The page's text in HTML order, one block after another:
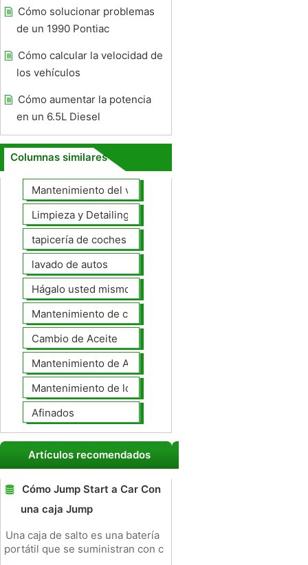
Cómo solucionar problemas
de un 1990 Pontiac
Cómo calcular la velocidad de
los vehículos
Cómo aumentar la potencia
en un 6.5L Diesel
Columnas similares
Mantenimiento del vehículo
Limpieza y Detailing
tapicería de coches
lavado de autos
Hágalo usted mismo Mantenimiento de Automotores
Mantenimiento de coches General
Cambio de Aceite
Mantenimiento de Automotores Profesional
Mantenimiento de los neumáticos
Afinados
Artículos recomendados
Cómo Jump Start a Car Con
una caja Jump
Una caja de salto es una batería
portátil que se suministran con c